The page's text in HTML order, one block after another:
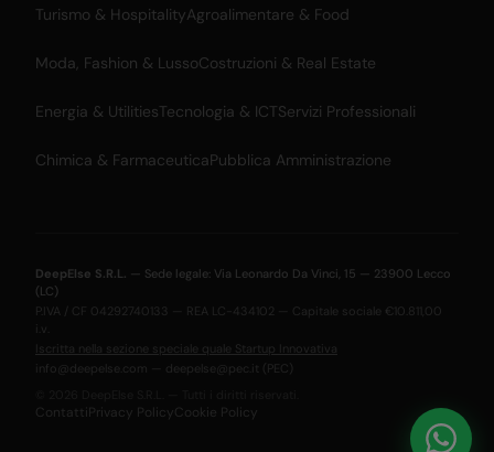
Turismo & HospitalityAgroalimentare & Food
Moda, Fashion & LussoCostruzioni & Real Estate
Energia & UtilitiesTecnologia & ICTServizi Professionali
Chimica & FarmaceuticaPubblica Amministrazione
DeepElse S.R.L. — Sede legale: Via Leonardo Da Vinci, 15 — 23900 Lecco
(LC)
P.IVA / CF 04292740133 — REA LC-434102 — Capitale sociale €10.811,00
i.v.
Iscritta nella sezione speciale quale Startup Innovativa
info@deepelse.com
deepelse@pec.it
(PEC)
ContattiPrivacy Policy Cookie Policy